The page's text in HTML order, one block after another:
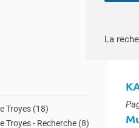
La
Troyes (18résultats
)
Troyes - Recherche (8résultats
)